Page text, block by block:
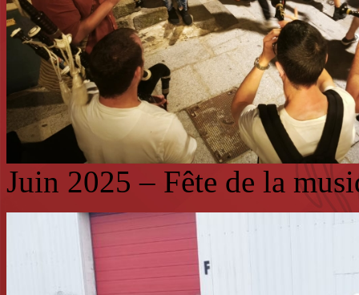
Juin 2025 – Fête de la